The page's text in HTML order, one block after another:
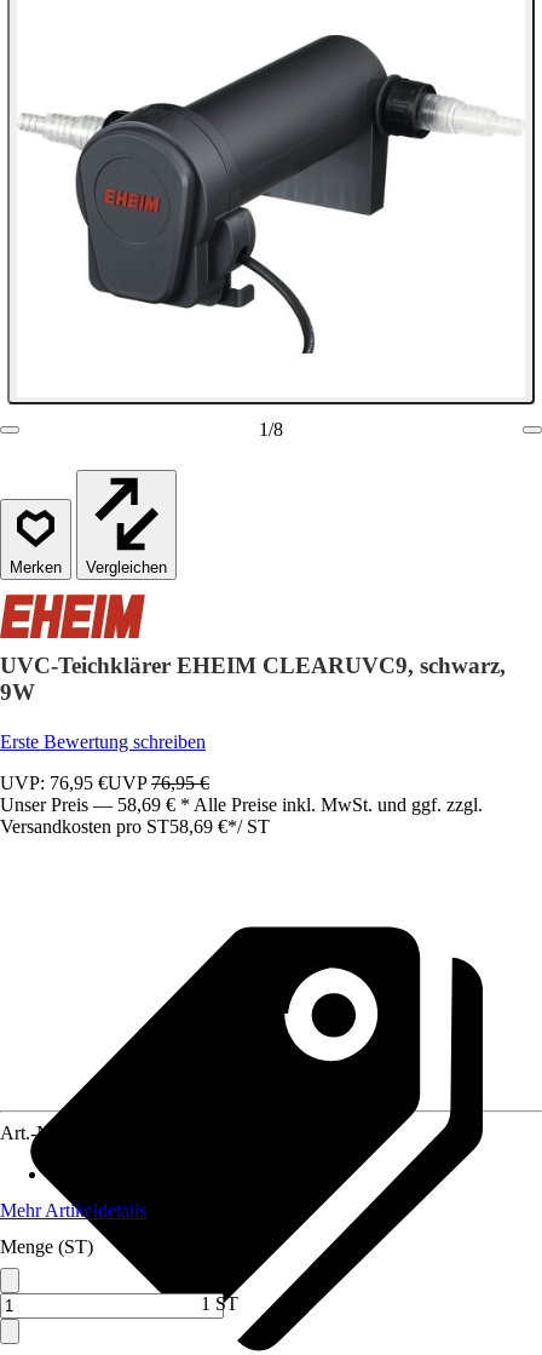
1/8
Vergleichen
UVC-Teichklärer EHEIM CLEARUVC9, schwarz,
9W
Erste Bewertung schreiben
UVP: 76,95 €UVP76,95 €
Unser Preis — 58,69 € * Alle Preise inkl. MwSt. und ggf. zzgl.
Versandkosten pro ST58,69 €*/ ST
Art.-Nr.
Mehr Artikeldetails
Menge (ST)
1 ST